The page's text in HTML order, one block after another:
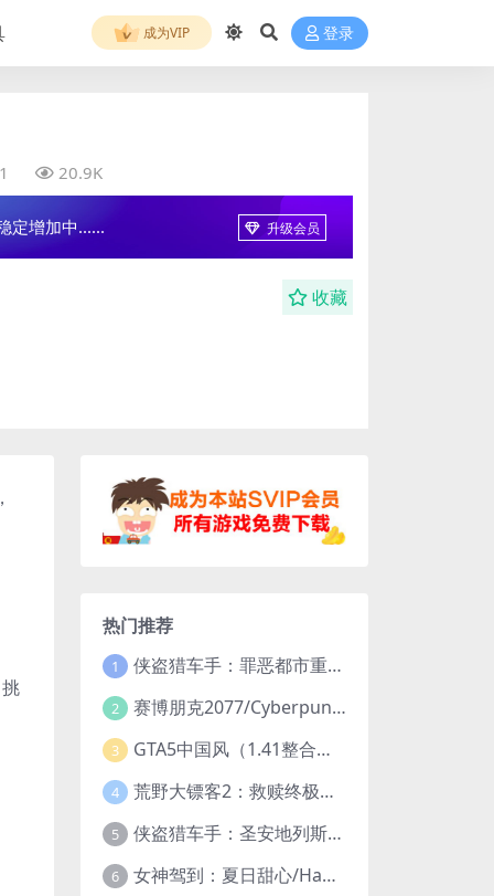
成为VIP 登录
20.9K
定增加中...... 升级会员
收藏
热门推荐
1 侠盗猎车手：罪恶都市重制版/Grand Theft Auto: Vice City – The Definitive Edition
2 赛博朋克2077/Cyberpunk 2077（更新v2.20全DLC）
3 GTA5中国风（1.41整合版1300辆真车+183位美女与英雄+200%存档）
4 荒野大镖客2：救赎终极版/大表哥2/Red Dead Redemption 2: Ultimate Edition（更新v1491.50终极版）
5 侠盗猎车手：圣安地列斯重制版/Grand Theft Auto: San Andreas – The Definitive Edition（更新v1.113.49697469）
6 女神驾到：夏日甜心/Happy Together（模拟器版-升级豪华终极珍藏版+全DLC）